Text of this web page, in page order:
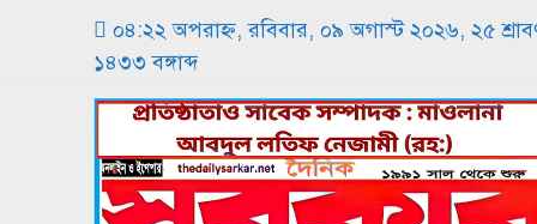
০৪:২২ অপরাহ্ন, রবিবার, ০৯ অগাস্ট ২০২৬, ২৫
১৪৩৩ বঙ্গাব্দ